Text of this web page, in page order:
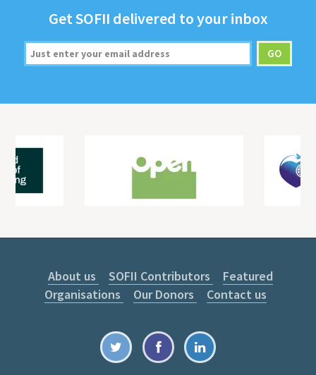
GetSOFII deliv­ered to your inbox
About us SOFII Contributors
Featured
Organisations
Our Donors Contact us